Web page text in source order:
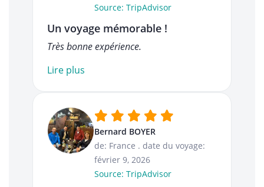
Source: TripAdvisor
Un voyage mémorable !
Très bonne expérience.
Lire plus
Bernard BOYER
de: France . date du voyage:
février 9, 2026
Source: TripAdvisor